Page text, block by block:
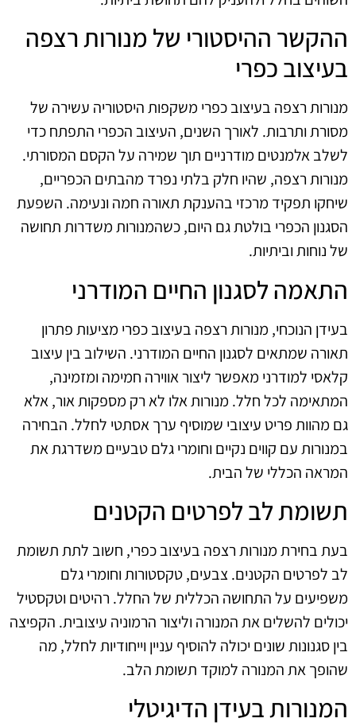
ההקשר ההיסטורי של מנורות רצפה
בעיצוב כפרי
מנורות רצפה בעיצוב כפרי משקפות היסטוריה עשירה של
מסורת ותרבות. לאורך השנים, העיצוב הכפרי התפתח כדי
לשלב אלמנטים מודרניים תוך שמירה על הקסם המסורתי.
מנורות רצפה, שהיו חלק בלתי נפרד מהבתים הכפריים,
שיחקו תפקיד מרכזי בהענקת תאורה חמה ונעימה. השפעת
הסגנון הכפרי בולטת גם היום, כשהמנורות משדרות תחושה
של נוחות וביתיות.
התאמה לסגנון החיים המודרני
בעידן הנוכחי, מנורות רצפה בעיצוב כפרי מציעות פתרון
תאורה שמתאים לסגנון החיים המודרני. השילוב בין עיצוב
קלאסי למודרני מאפשר ליצור אווירה חמימה ומזמינה,
המתאימה לכל חלל. מנורות אלו לא רק מספקות אור, אלא
גם מהוות פריט עיצובי שמוסיף ערך אסתטי לחלל. הבחירה
במנורות עם קווים נקיים וחומרי גלם טבעיים משדרגת את
המראה הכללי של הבית.
תשומת לב לפרטים הקטנים
בעת בחירת מנורות רצפה בעיצוב כפרי, חשוב לתת תשומת
לב לפרטים הקטנים. צבעים, טקסטורות וחומרי גלם
משפיעים על התחושה הכללית של החלל. רהיטים וטקסטיל
יכולים להשלים את המנורה וליצור הרמוניה עיצובית. הקפיצה
בין סגנונות שונים יכולה להוסיף עניין וייחודיות לחלל, מה
שהופך את המנורה למוקד תשומת הלב.
המנורות בעידן הדיגיטלי